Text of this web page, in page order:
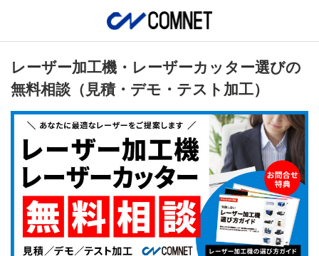
レーザー加工機・レーザーカッター選びの
無料相談（見積・デモ・テスト加工）